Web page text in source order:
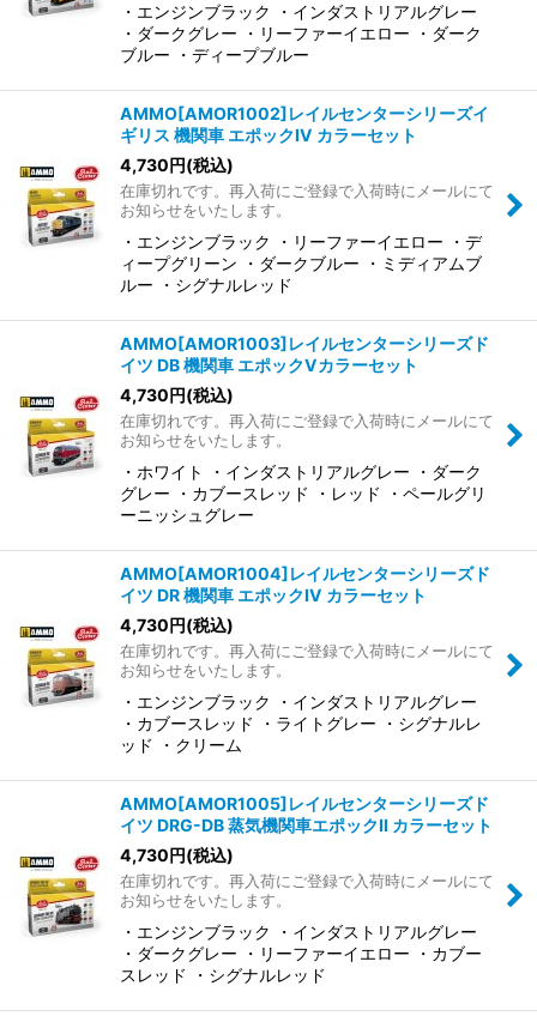
・エンジンブラック ・インダストリアルグレー
・ダークグレー ・リーファーイエロー ・ダーク
ブルー ・ディープブルー
AMMO[AMOR1002]レイルセンターシリーズイ
ギリス 機関車 エポックIV カラーセット
4,730円(税込)
在庫切れです。再入荷にご登録で入荷時にメールにて
お知らせをいたします。
・エンジンブラック ・リーファーイエロー ・デ
ィープグリーン ・ダークブルー ・ミディアムブ
ルー ・シグナルレッド
AMMO[AMOR1003]レイルセンターシリーズド
イツ DB 機関車 エポックVカラーセット
4,730円(税込)
在庫切れです。再入荷にご登録で入荷時にメールにて
お知らせをいたします。
・ホワイト ・インダストリアルグレー ・ダーク
グレー ・カブースレッド ・レッド ・ペールグリ
ーニッシュグレー
AMMO[AMOR1004]レイルセンターシリーズド
イツ DR 機関車 エポックIV カラーセット
4,730円(税込)
在庫切れです。再入荷にご登録で入荷時にメールにて
お知らせをいたします。
・エンジンブラック ・インダストリアルグレー
・カブースレッド ・ライトグレー ・シグナルレ
ッド ・クリーム
AMMO[AMOR1005]レイルセンターシリーズド
イツ DRG-DB 蒸気機関車エポックII カラーセット
4,730円(税込)
在庫切れです。再入荷にご登録で入荷時にメールにて
お知らせをいたします。
・エンジンブラック ・インダストリアルグレー
・ダークグレー ・リーファーイエロー ・カブー
スレッド ・シグナルレッド